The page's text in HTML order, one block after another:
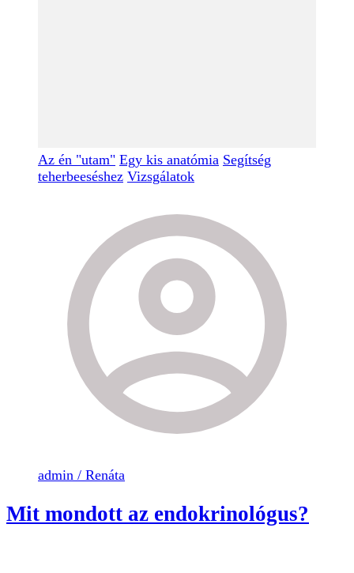
Az én "utam" Egy kis anatómia Segítség
teherbeeséshez Vizsgálatok
admin / Renáta
Mit mondott az endokrinológus?